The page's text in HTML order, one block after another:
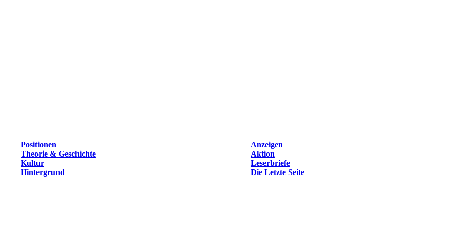
Positionen
Anzeigen
Theorie & Geschichte
Aktion
Kultur
Leserbriefe
Hintergrund Die Letzte Seite